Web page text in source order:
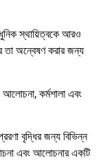
স্থায়িত্বকে আরও
তা অন্বেষণ করার জন্য
আলোচনা, কর্মশালা এবং
বৃদ্ধির জন্য বিভিন্ন
এবং আলোচনার একটি